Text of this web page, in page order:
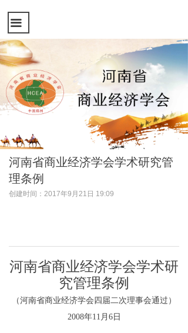
끀
河南省商业经济学会学术研究管
理条例
创建时间： 2017年9月21日 19:09
河南省商业经济学会学术研
究管理条例
（河南省商业经济学会四届二次理事会通过）
2008年11 月 6日